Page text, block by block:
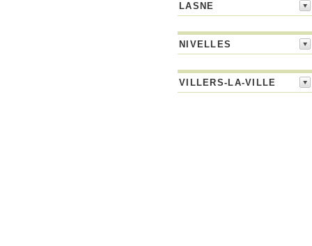
LASNE
NIVELLES
VILLERS-LA-VILLE